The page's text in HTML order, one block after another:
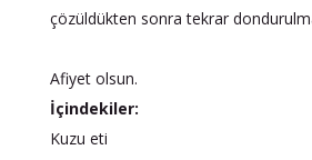
çözüldükten sonra tekrar
Afiyet olsun.
İçindekiler:
Kuzu eti